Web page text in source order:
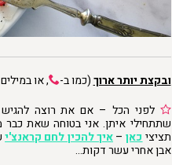
ובקצת יותר ארוך(כמו ב-
, או
לפני הכל – אם את רוצה
שתתחילי איתן. אני בטוחה שאת כבר
תציציכאן–איך להכין לחם קראנצ'י
אבן אחרי עשר דקות…